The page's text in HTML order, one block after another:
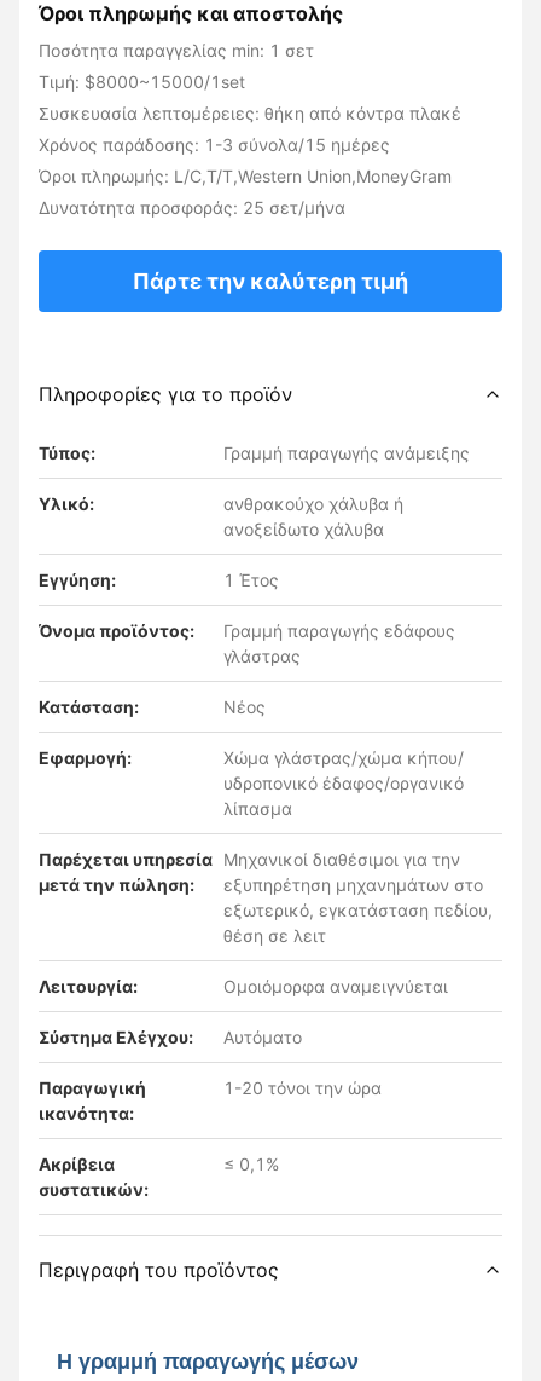
Όροι πληρωμής και αποστολής
Ποσότητα παραγγελίας min: 1 σετ
Τιμή: $8000~15000/1set
Συσκευασία λεπτομέρειες: θήκη από κόντρα πλακέ
Χρόνος παράδοσης: 1-3 σύνολα/15 ημέρες
Όροι πληρωμής: L/C,T/T,Western Union,MoneyGram
Δυνατότητα προσφοράς: 25 σετ/μήνα
Πάρτε την καλύτερη τιμή
Πληροφορίες για το προϊόν
Τύπος: Γραμμή παραγωγής ανάμειξης
Υλικό:
ανθρακούχο χάλυβα ή
ανοξείδωτο χάλυβα
Εγγύηση: 1 Έτος
Όνομα προϊόντος:
Γραμμή παραγωγής εδάφους
γλάστρας
Κατάσταση: Νέος
Εφαρμογή:
Χώμα γλάστρας/χώμα κήπου/
υδροπονικό έδαφος/οργανικό
λίπασμα
Παρέχεται υπηρεσία
μετά την πώληση:
Μηχανικοί διαθέσιμοι για την
εξυπηρέτηση μηχανημάτων στο
εξωτερικό, εγκατάσταση πεδίου,
θέση σε λειτ
Λειτουργία: Ομοιόμορφα αναμειγνύεται
Σύστημα Ελέγχου: Αυτόματο
Παραγωγική
ικανότητα:
1-20 τόνοι την ώρα
Ακρίβεια
συστατικών:
≤ 0,1%
Περιγραφή του προϊόντος
Η γραμμή παραγωγής μέσων